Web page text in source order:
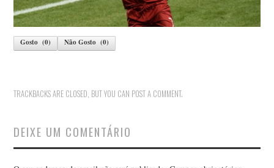
Gosto (0) Não Gosto (0)
TRACKBACKS ARE CLOSED, BUT YOU CAN POST A COMMENT.
DEIXE UM COMENTÁRIO